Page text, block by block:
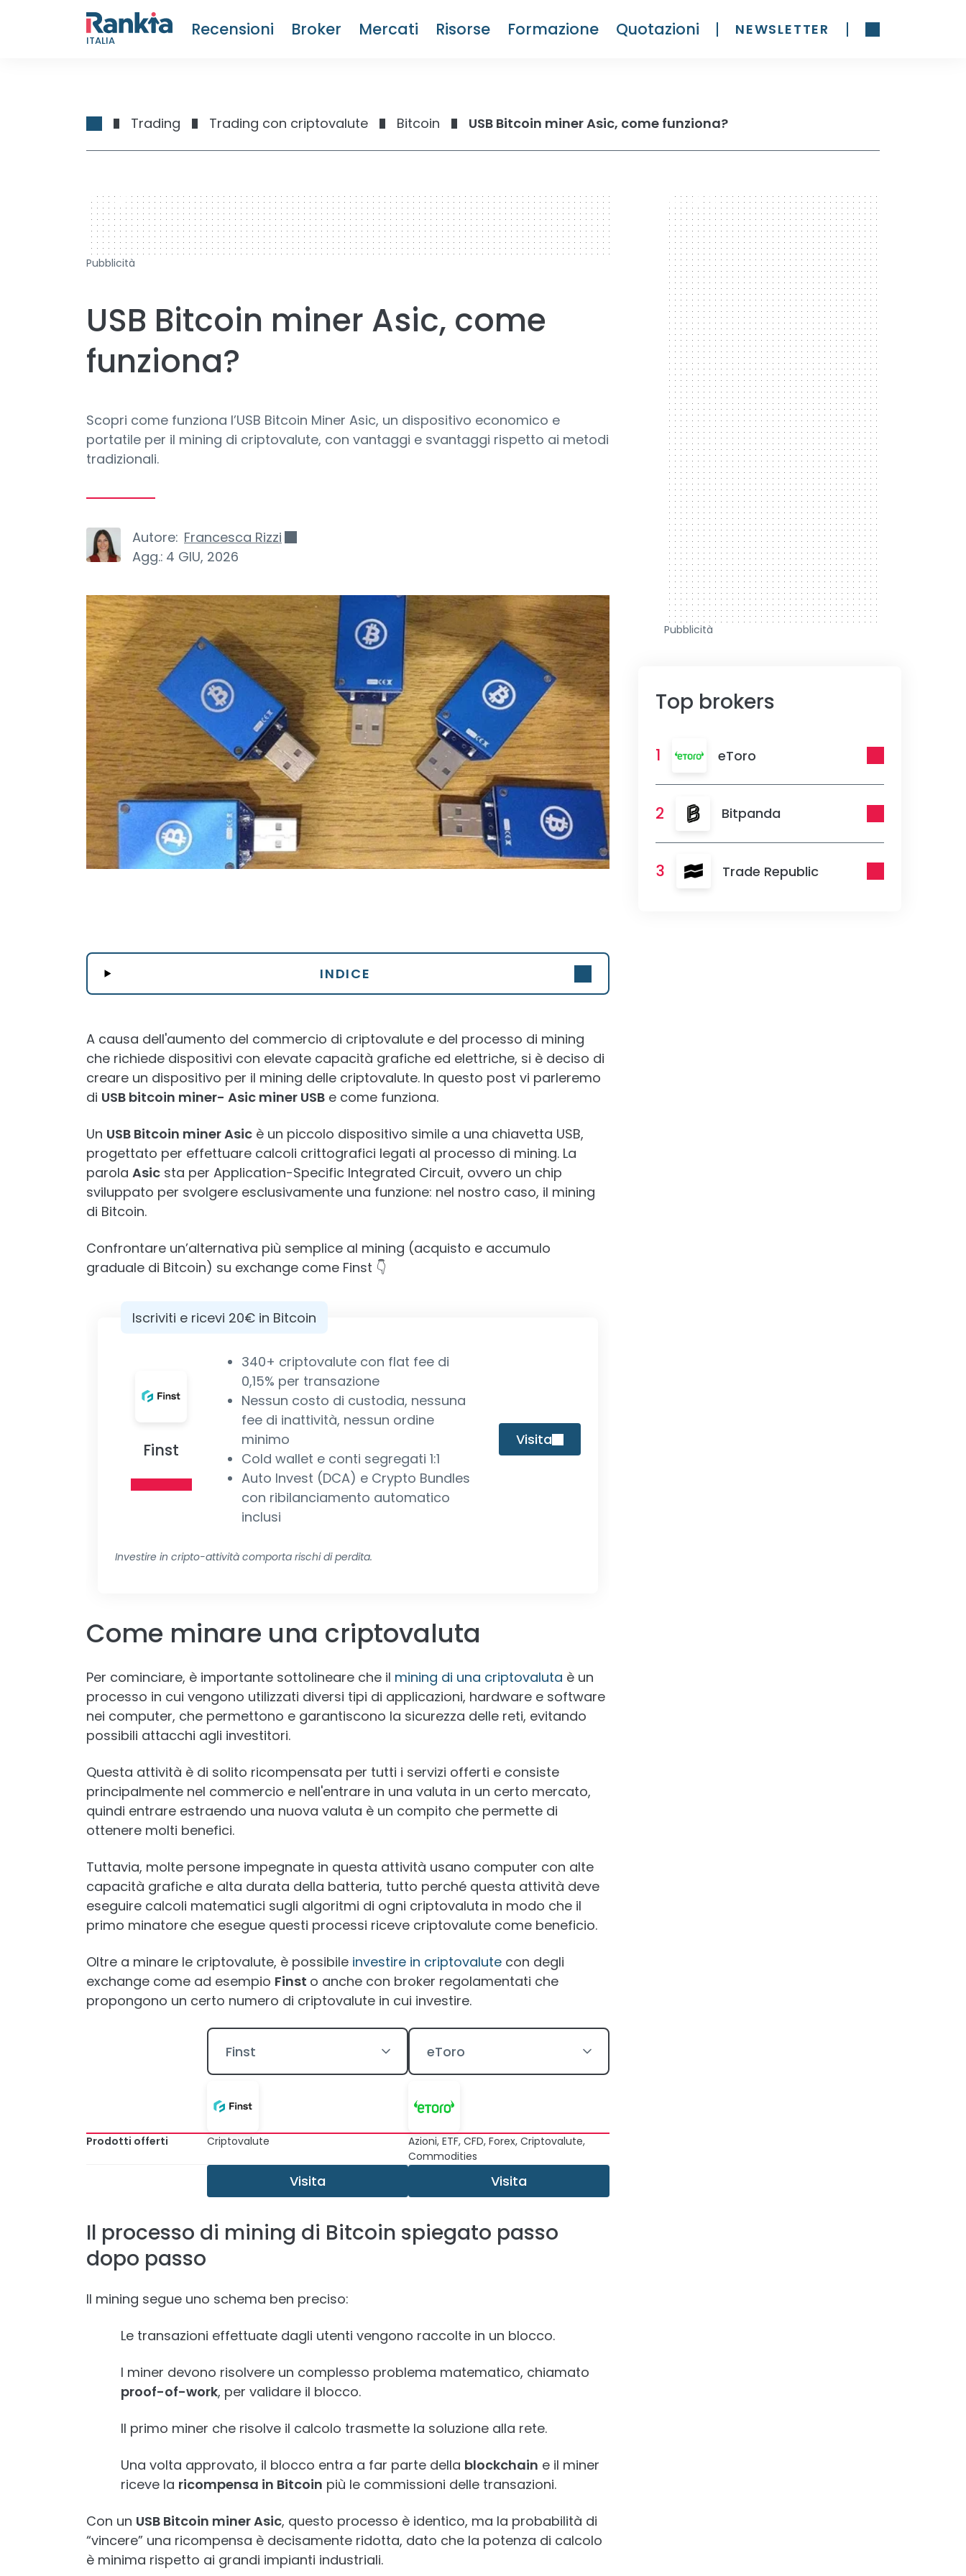
ITALIA
Recensioni Broker Mercati Risorse Formazione Quotazioni NEWSLETTER
Trading Trading con criptovalute Bitcoin USB Bitcoin miner Asic, come funziona?
728 x 90
Pubblicità
USB Bitcoin miner Asic, come
funziona?
Scopri come funziona l’USB Bitcoin Miner Asic, un dispositivo economico e
portatile per il mining di criptovalute, con vantaggi e svantaggi rispetto ai metodi
tradizionali.
Autore: Francesca Rizzi
Agg.: 4 GIU, 2026
INDICE
A causa dell'aumento del commercio di criptovalute e del processo di mining
che richiede dispositivi con elevate capacità grafiche ed elettriche, si è deciso di
creare un dispositivo per il mining delle criptovalute. In questo post vi parleremo
di USB bitcoin miner- Asic miner USB e come funziona.
Un USB Bitcoin miner Asic è un piccolo dispositivo simile a una chiavetta USB,
progettato per effettuare calcoli crittografici legati al processo di mining. La
parola Asic sta per Application-Specific Integrated Circuit, ovvero un chip
sviluppato per svolgere esclusivamente una funzione: nel nostro caso, il mining
di Bitcoin.
Confrontare un’alternativa più semplice al mining (acquisto e accumulo
graduale di Bitcoin) su exchange come Finst 👇
Iscriviti e ricevi 20€ in Bitcoin
Finst
340+ criptovalute con flat fee di
0,15% per transazione
Nessun costo di custodia, nessuna
fee di inattività, nessun ordine
minimo
Cold wallet e conti segregati 1:1
Auto Invest (DCA) e Crypto Bundles
con ribilanciamento automatico
inclusi
Visita
Investire in cripto-attività comporta rischi di perdita.
Come minare una criptovaluta
Per cominciare, è importante sottolineare che il mining di una criptovaluta è un
processo in cui vengono utilizzati diversi tipi di applicazioni, hardware e software
nei computer, che permettono e garantiscono la sicurezza delle reti, evitando
possibili attacchi agli investitori.
Questa attività è di solito ricompensata per tutti i servizi offerti e consiste
principalmente nel commercio e nell'entrare in una valuta in un certo mercato,
quindi entrare estraendo una nuova valuta è un compito che permette di
ottenere molti benefici.
Tuttavia, molte persone impegnate in questa attività usano computer con alte
capacità grafiche e alta durata della batteria, tutto perché questa attività deve
eseguire calcoli matematici sugli algoritmi di ogni criptovaluta in modo che il
primo minatore che esegue questi processi riceve criptovalute come beneficio.
Oltre a minare le criptovalute, è possibile investire in criptovalute con degli
exchange come ad esempio Finst o anche con broker regolamentati che
propongono un certo numero di criptovalute in cui investire.
Finst eToro
Prodotti offerti Criptovalute
Azioni, ETF, CFD, Forex, Criptovalute,
Commodities
Visita Visita
Il processo di mining di Bitcoin spiegato passo
dopo passo
Il mining segue uno schema ben preciso:
Le transazioni effettuate dagli utenti vengono raccolte in un blocco.
I miner devono risolvere un complesso problema matematico, chiamato
proof-of-work, per validare il blocco.
Il primo miner che risolve il calcolo trasmette la soluzione alla rete.
Una volta approvato, il blocco entra a far parte della blockchain e il miner
riceve la ricompensa in Bitcoin più le commissioni delle transazioni.
Con un USB Bitcoin miner Asic, questo processo è identico, ma la probabilità di
“vincere” una ricompensa è decisamente ridotta, dato che la potenza di calcolo
è minima rispetto ai grandi impianti industriali.
300 x 600
Pubblicità
Top brokers
1 eToro
2 Bitpanda
3 Trade Republic